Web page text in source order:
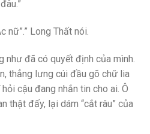
nữ”.” Long Thất nói.
như đã có quyết định của mình.
thẳng lưng cúi đầu gõ chữ lia
cậu đang nhắn tin cho ai. Ô
thật đấy, lại dám “cắt râu” của